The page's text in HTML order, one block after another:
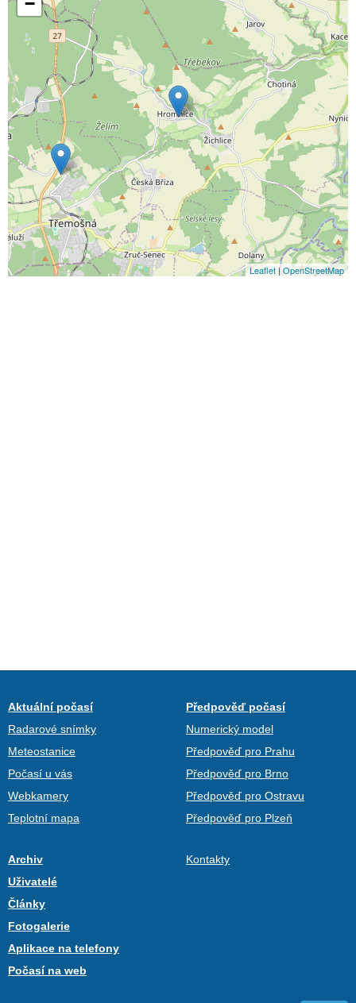
Leaflet | OpenStreetMap
Aktuální počasí
Radarové snímky
Meteostanice
Počasí u vás
Webkamery
Teplotní mapa
Předpověď počasí
Numerický model
Předpověď pro Prahu
Předpověď pro Brno
Předpověď pro Ostravu
Předpověď pro Plzeň
Archiv
Uživatelé
Články
Fotogalerie
Aplikace na telefony
Počasí na web
Kontakty